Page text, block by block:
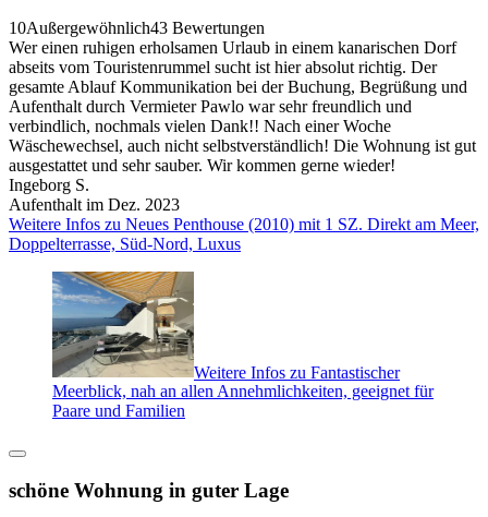
10Außergewöhnlich43 Bewertungen
Wer einen ruhigen erholsamen Urlaub in einem kanarischen Dorf
abseits vom Touristenrummel sucht ist hier absolut richtig. Der
gesamte Ablauf Kommunikation bei der Buchung, Begrüßung und
Aufenthalt durch Vermieter Pawlo war sehr freundlich und
verbindlich, nochmals vielen Dank!! Nach einer Woche
Wäschewechsel, auch nicht selbstverständlich! Die Wohnung ist gut
ausgestattet und sehr sauber. Wir kommen gerne wieder!
Ingeborg S.
Aufenthalt im Dez. 2023
Weitere Infos zu Neues Penthouse (2010) mit 1 SZ. Direkt am Meer,
Doppelterrasse, Süd-Nord, Luxus
Weitere Infos zu Fantastischer
Meerblick, nah an allen Annehmlichkeiten, geeignet für
Paare und Familien
schöne Wohnung in guter Lage